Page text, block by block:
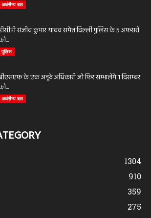
अर्धसैन्य बल
संजीव कुमार यादव समेत दिल्ली पुलिस के 5 अफसरों
पुलिस
के एक अनूठे अधिकारी जो फिर सम्भालेंगे 1 दिसम्बर
अर्धसैन्य बल
1304
910
359
275